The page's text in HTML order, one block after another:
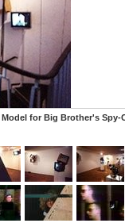
for Big Brother's Spy-